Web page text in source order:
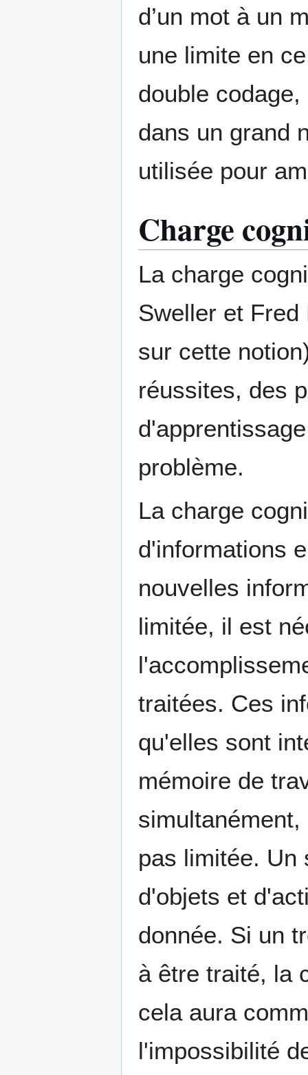
d’un mot à un
une limite en
double
dans un grand
utilisée pour
Charge
La charge
Sweller et
sur cette
réussites, des
problème.
La charge
d'informations
nouvelles
limitée, il est
traitées. Ces
qu'elles sont
mémoire de
pas limitée. Un
d'objets et
donnée. Si un
à être traité, la
cela aura
l'impossibilité